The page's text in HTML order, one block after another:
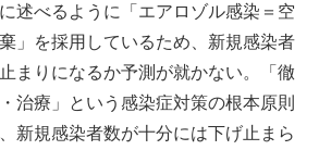
述べるように「エアロゾル感染＝空
」を採用しているため、新規感染者
まりになるか予測が就かない。「徹
治療」という感染症対策の根本原則
新規感染者数が十分には下げ止まら